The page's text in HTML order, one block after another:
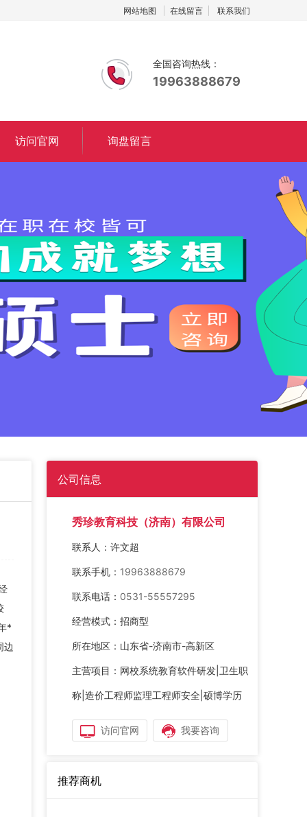
网站地图 在线留言 联系我们
全国咨询热线：
19963888679
访问官网 询盘留言
*
边
公司信息
秀珍教育科技（济南）有限公司
联系人： 许文超
联系手机： 19963888679
联系电话： 0531-55557295
经营模式： 招商型
所在地区： 山东省-济南市-高新区
主营项目： 网校系统教育软件研发|卫生职
称|造价工程师监理工程师安全|硕博学历
访问官网 我要咨询
推荐商机